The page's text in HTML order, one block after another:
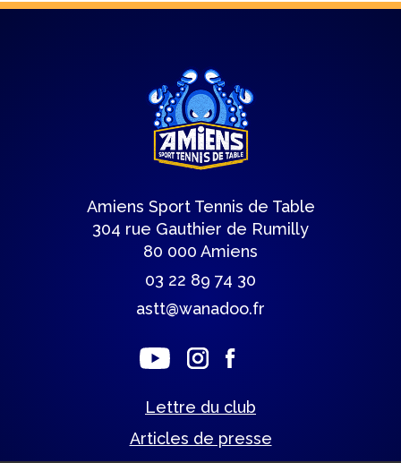
Amiens Sport Tennis de Table
304 rue Gauthier de Rumilly
80 000 Amiens
03 22 89 74 30
astt@wanadoo.fr
Lettre du club
Articles de presse